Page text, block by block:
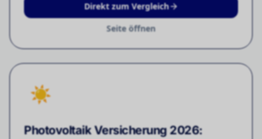
Direkt zum Vergleich
Seite öffnen
☀️
Photovoltaik Versicherung 2026: